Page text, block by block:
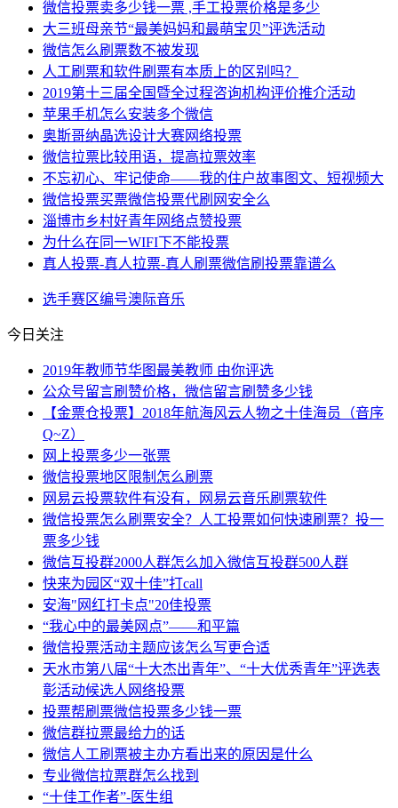
微信投票卖多少钱一票 ,手工投票价格是多少
大三班母亲节“最美妈妈和最萌宝贝”评选活动
微信怎么刷票数不被发现
人工刷票和软件刷票有本质上的区别吗？
2019第十三届全国暨全过程咨询机构评价推介活动
苹果手机怎么安装多个微信
奥斯哥纳晶选设计大赛网络投票
微信拉票比较用语，提高拉票效率
不忘初心、牢记使命——我的住户故事图文、短视频大
微信投票买票微信投票代刷网安全么
淄博市乡村好青年网络点赞投票
为什么在同一WIFI下不能投票
真人投票-真人拉票-真人刷票微信刷投票靠谱么
选手赛区编号澳际音乐
今日关注
2019年教师节华图最美教师 由你评选
公众号留言刷赞价格，微信留言刷赞多少钱
【金票仓投票】2018年航海风云人物之十佳海员（音序
Q~Z）
网上投票多少一张票
微信投票地区限制怎么刷票
网易云投票软件有没有，网易云音乐刷票软件
微信投票怎么刷票安全？人工投票如何快速刷票？投一
票多少钱
微信互投群2000人群怎么加入微信互投群500人群
快来为园区“双十佳”打call
安海"网红打卡点"20佳投票
“我心中的最美网点”——和平篇
微信投票活动主题应该怎么写更合适
天水市第八届“十大杰出青年”、“十大优秀青年”评选表
彰活动候选人网络投票
投票帮刷票微信投票多少钱一票
微信群拉票最给力的话
微信人工刷票被主办方看出来的原因是什么
专业微信拉票群怎么找到
“十佳工作者”-医生组